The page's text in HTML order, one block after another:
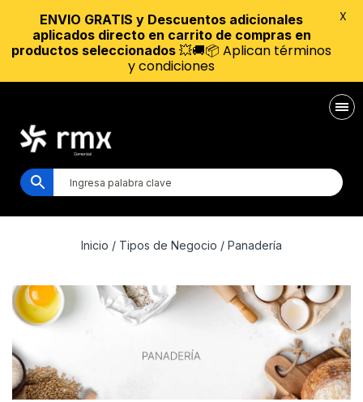
Inicio / Tipos de Negocio / Panadería
ENVIO GRATIS y Descuentos adicionales
aplicados directo en carrito de compras en
productos seleccionados 💥🚚📦 Aplican términos
y condiciones
X